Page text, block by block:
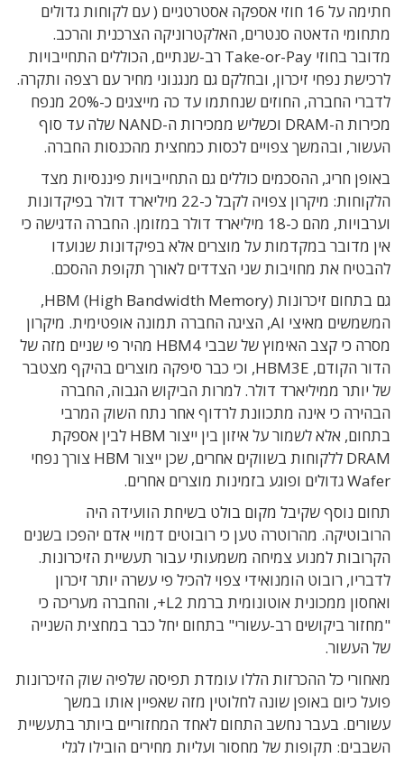
חתימה על 16 חוזי אספקה אסטרטגיים ( עם לקוחות גדולים
מתחומי הדאטה סנטרים, האלקטרוניקה הצרכנית והרכב.
מדובר בחוזי Take-or-Pay רב-שנתיים, הכוללים התחייבויות
לרכישת נפחי זיכרון, ובחלקם גם מנגנוני מחיר עם רצפה ותקרה.
לדברי החברה, החוזים שנחתמו עד כה מייצגים כ-20% מנפח
מכירות ה-DRAM וכשליש ממכירות ה-NAND שלה עד סוף
העשור, ובהמשך צפויים לכסות כמחצית מהכנסות החברה.
באופן חריג, ההסכמים כוללים גם התחייבויות פיננסיות מצד
הלקוחות: מיקרון צפויה לקבל כ-22 מיליארד דולר בפיקדונות
וערבויות, מהם כ-18 מיליארד דולר במזומן. החברה הדגישה כי
אין מדובר במקדמות על מוצרים אלא בפיקדונות שנועדו
להבטיח את מחויבות שני הצדדים לאורך תקופת ההסכם.
גם בתחום זיכרונות HBM (High Bandwidth Memory),
המשמשים מאיצי AI, הציגה החברה תמונה אופטימית. מיקרון
מסרה כי קצב האימוץ של שבבי HBM4 מהיר פי שניים מזה של
הדור הקודם, HBM3E, וכי כבר סיפקה מוצרים בהיקף מצטבר
של יותר ממיליארד דולר. למרות הביקוש הגבוה, החברה
הבהירה כי אינה מתכוונת לרדוף אחר נתח השוק המרבי
בתחום, אלא לשמור על איזון בין ייצור HBM לבין אספקת
DRAM ללקוחות בשווקים אחרים, שכן ייצור HBM צורך נפחי
Wafer גדולים ופוגע בזמינות מוצרים אחרים.
תחום נוסף שקיבל מקום בולט בשיחת הוועידה היה
הרובוטיקה. מהרוטרה טען כי רובוטים דמויי אדם יהפכו בשנים
הקרובות למנוע צמיחה משמעותי עבור תעשיית הזיכרונות.
לדבריו, רובוט הומנואידי צפוי להכיל פי עשרה יותר זיכרון
ואחסון ממכונית אוטונומית ברמת L2+, והחברה מעריכה כי
"מחזור ביקושים רב-עשורי" בתחום יחל כבר במחצית השנייה
של העשור.
מאחורי כל ההכרזות הללו עומדת תפיסה שלפיה שוק הזיכרונות
פועל כיום באופן שונה לחלוטין מזה שאפיין אותו במשך
עשורים. בעבר נחשב התחום לאחד המחזוריים ביותר בתעשיית
השבבים: תקופות של מחסור ועליות מחירים הובילו לגלי